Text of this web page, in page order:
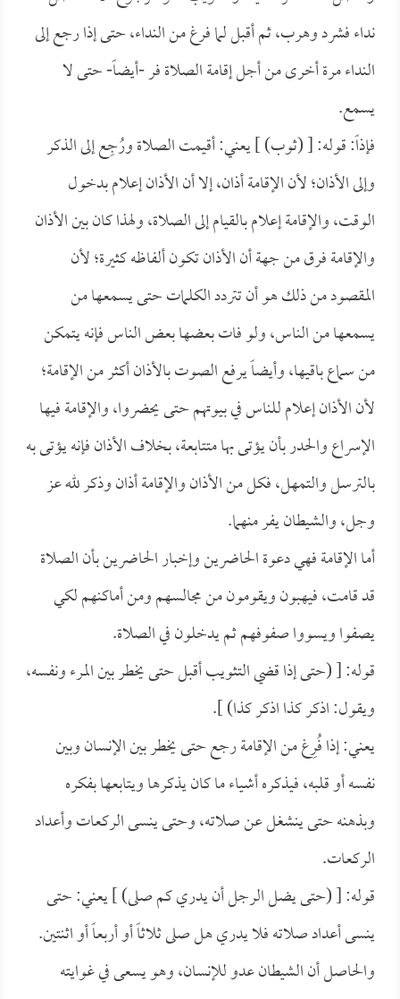
نداء فشرد وهرب، ثم أقبل لما فرغ من النداء، حتى إذا رجع إلى
النداء مرة أخرى من أجل إقامة الصلاة فر -أيضاً- حتى لا
يسمع.
فإذاً: قوله: [ (ثوب) ] يعني: أقيمت الصلاة ورُجِع إلى الذكر
وإلى الأذان؛ لأن الإقامة أذان، إلا أن الأذان إعلام بدخول
الوقت، والإقامة إعلام بالقيام إلى الصلاة، ولهذا كان بين الأذان
والإقامة فرق من جهة أن الأذان تكون ألفاظه كثيرة؛ لأن
المقصود من ذلك هو أن تتردد الكلمات حتى يسمعها من
يسمعها من الناس، ولو فات بعضها بعض الناس فإنه يتمكن
من سماع باقيها، وأيضاً يرفع الصوت بالأذان أكثر من الإقامة؛
لأن الأذان إعلام للناس في بيوتهم حتى يحضروا، والإقامة فيها
الإسراع والحدر بأن يؤتى بها متتابعة، بخلاف الأذان فإنه يؤتى به
بالترسل والتمهل، فكل من الأذان والإقامة أذان وذكر لله عز
وجل، والشيطان يفر منهما.
أما الإقامة فهي دعوة الحاضرين وإخبار الحاضرين بأن الصلاة
قد قامت، فيهبون ويقومون من مجالسهم ومن أماكنهم لكي
يصفوا ويسووا صفوفهم ثم يدخلون في الصلاة.
قوله: [ (حتى إذا قضي التثويب أقبل حتى يخطر بين المرء ونفسه،
ويقول: اذكر كذا اذكر كذا) ].
يعني: إذا فُرِغ من الإقامة رجع حتى يخطر بين الإنسان وبين
نفسه أو قلبه، فيذكره أشياء ما كان يذكرها ويتابعها بفكره
وبذهنه حتى ينشغل عن صلاته، وحتى ينسى الركعات وأعداد
الركعات.
قوله: [ (حتى يضل الرجل أن يدري كم صلى) ] يعني: حتى
ينسى أعداد صلاته فلا يدري هل صلى ثلاثاً أو أربعاً أو اثنتين.
والحاصل أن الشيطان عدو للإنسان، وهو يسعى في غوايته